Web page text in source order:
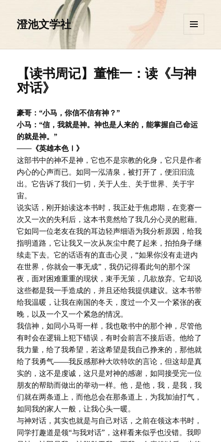
澄池文学社
挂件
【读书周记】董惟一：读《与神
对话》
豪哥：“小马，你信不信有神？”
小马：“信，我就是神。神也是人来的，能掌握自己命运
的就是神。”
——《英雄本色Ⅰ》
这部书中的神不是神，它也不是宗教的化身，它只是作者
内心的心声而已。如同一泓清泉，被打开了，便汩汩流
出。它告诉了我们一切，关于人生、关于世界、关于宇
宙。
说实话，刚开始读这本书时，我正处于焦虑期，在竞赛一
次又一次的失利后，这本书竟然给了我几分心灵的慰藉。
它如同一位老友在我的耳边轻声细语为我分析原因，给我
指明道路，它让我又一次从灰尘中爬了起来，拍拍身子继
续走下去。它的话语有的直击心灵，“如果你没有走进内
在世界，你就会一事无成”，我仍记得看此句的那个深
夜，面对困难重重的现状，束手无策，几欲放弃。它却说
这些都是我一手造成的，并且还给我提供建议。这本书带
给我温暖，让我在南国的冬天，度过一个又一个紧张的夜
晚，以及一个又一个紧急的情况。
我信神，如同小马哥一样，我也敬书中的那个神，尽管他
有时会在逻辑上犯下错误，有时会前言不接后语。他给了
我力量，给了我希望，若这希望是我自己挣来的，那他就
给了我勇气——我反感那种大吹特吹的言论，但这却是真
实的，这不是虔诚，这只是对神的感谢，如同接受完一位
朋友的帮助而做出的举动一样。他，是他，我，是我，我
们就在两条道上，而他总会在那条道上，为我加油打气，
如同我的家人一般，让我心头一暖。
与神对话，其实也就是与自己对话，之前在领这本书时，
同学打趣道是领“与我对话”，这样看来似乎也没错。我即